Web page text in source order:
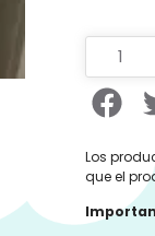
Los
que el